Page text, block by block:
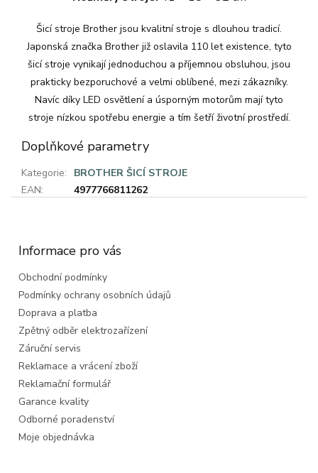
Šicí stroje Brother jsou kvalitní stroje s dlouhou tradicí.
Japonská značka Brother již oslavila 110 let existence, tyto
šicí stroje vynikají jednoduchou a příjemnou obsluhou, jsou
prakticky bezporuchové a velmi oblíbené, mezi zákazníky.
Navíc díky LED osvětlení a úsporným motorům mají tyto
stroje nízkou spotřebu energie a tím šetří životní prostředí.
Doplňkové parametry
Kategorie:
BROTHER ŠICÍ STROJE
EAN: 4977766811262
Informace pro vás
Obchodní podmínky
Podmínky ochrany osobních údajů
Doprava a platba
Zpětný odběr elektrozařízení
Záruční servis
Reklamace a vrácení zboží
Reklamační formulář
Garance kvality
Odborné poradenství
Moje objednávka